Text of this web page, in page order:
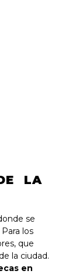
LA
se
los
que
la ciudad.
en